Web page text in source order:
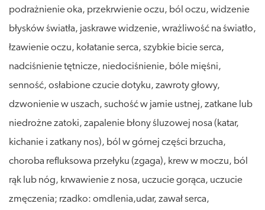
podrażnienie oka, przekrwienie oczu, ból oczu, widzenie
błysków światła, jaskrawe widzenie, wrażliwość na światło,
łzawienie oczu, kołatanie serca, szybkie bicie serca,
nadciśnienie tętnicze, niedociśnienie, bóle mięśni,
senność, osłabione czucie dotyku, zawroty głowy,
dzwonienie w uszach, suchość w jamie ustnej, zatkane lub
niedrożne zatoki, zapalenie błony śluzowej nosa (katar,
kichanie i zatkany nos), ból w górnej części brzucha,
choroba refluksowa przełyku (zgaga), krew w moczu, ból
rąk lub nóg, krwawienie z nosa, uczucie gorąca, uczucie
zmęczenia; rzadko: omdlenia,udar, zawał serca,